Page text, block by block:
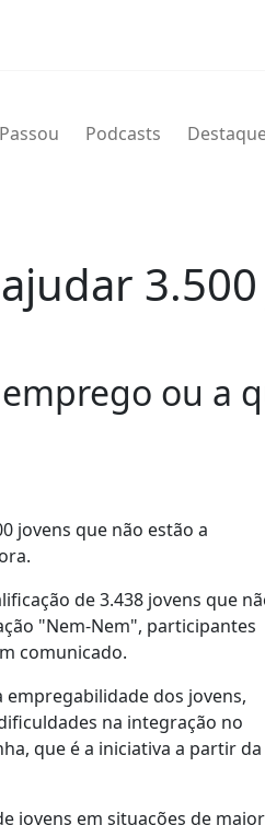
Passou Podcasts
ou a
jovens que não estão a
de 3.438 jovens que
"Nem-Nem", participantes
comunicado.
empregabilidade dos jovens,
na integração no
que é a iniciativa a partir da
jovens em situações de maior